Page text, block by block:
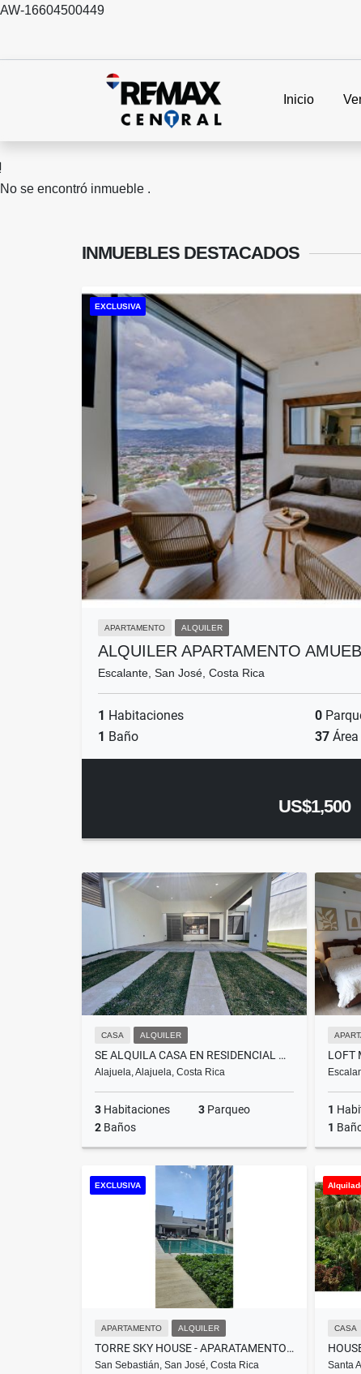
AW-16604500449
Inicio
No se encontró inmueble .
INMUEBLES DESTACADOS
EXCLUSIVA
APARTAMENTO ALQUILER
ALQUILER APARTAMENTO
Escalante, San José, Costa Rica
1 Habitaciones 0
1 Baño 37
US$1,500
CASA ALQUILER
SE ALQUILA CASA EN RESIDENCIAL MONTENEGRO DE ALAJUELA
Alajuela, Alajuela, Costa Rica
3 Habitaciones 3 Parqueo
2 Baños
US$1,650
1
1
EXCLUSIVA
APARTAMENTO ALQUILER
TORRE SKY HOUSE - APARATAMENTO EN ALQUILER 2 HABITACIONES - 2 PARQUEOS
San Sebastián, San José, Costa Rica
CASA
Santa